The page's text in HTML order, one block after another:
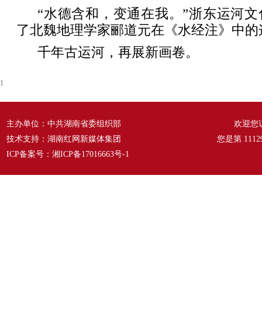
“水德含和，变通在我。”浙东运河
了北魏地理学家郦道元在《水经注》中
千年古运河，再展新画卷。
1
主办单位：中共湖南省委组织部
技术支持：湖南红网新媒体集团
ICP备案号： 湘ICP备17016663号-1
欢迎您
您是第